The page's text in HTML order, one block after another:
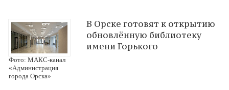
Фото: МАКС-канал
«Администрация
города Орска»
В Орске готовят к открытию
обновлённую библиотеку
имени Горького